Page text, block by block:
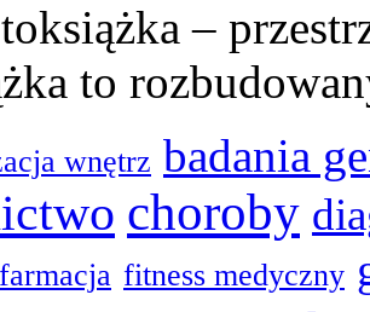
–
to
wnętrz badania
choroby
farmacja fitness medyczny